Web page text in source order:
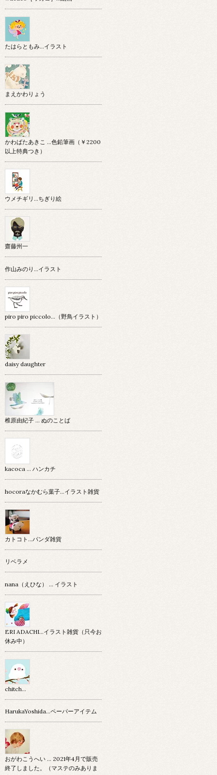
たはらともみ…イラスト
まえかわりょう
かわばたあきこ …色鉛筆画（￥2200
以上特典つき）
ウメチギリ…ちぎり絵
齋藤州一
作山みのり…イラスト
piro piro piccolo…（野鳥イラスト）
daisy daughter
椎原由紀子 ... ぬのことば
kacoca ... ハンカチ
hocoraなかむら葉子…イラスト雑貨
カトコト…パンダ雑貨
リベラメ
nana（えひな） … イラスト
ERI ADACHI...イラスト雑貨（只今お
休み中）
chitch…
HarukaYoshida…ペーパーアイテム
おがわこうへい … 2021年4月で販売
終了しました。（マステのみありま